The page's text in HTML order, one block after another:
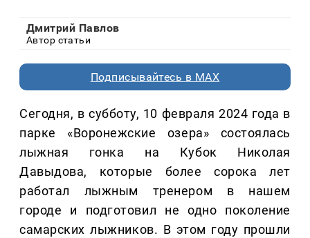
Дмитрий Павлов
Автор статьи
Подписывайтесь в MAX
Сегодня, в субботу, 10 февраля 2024 года в
парке «Воронежские озера» состоялась
лыжная гонка на Кубок Николая
Давыдова, которые более сорока лет
работал лыжным тренером в нашем
городе и подготовил не одно поколение
самарских лыжников. В этом году прошли